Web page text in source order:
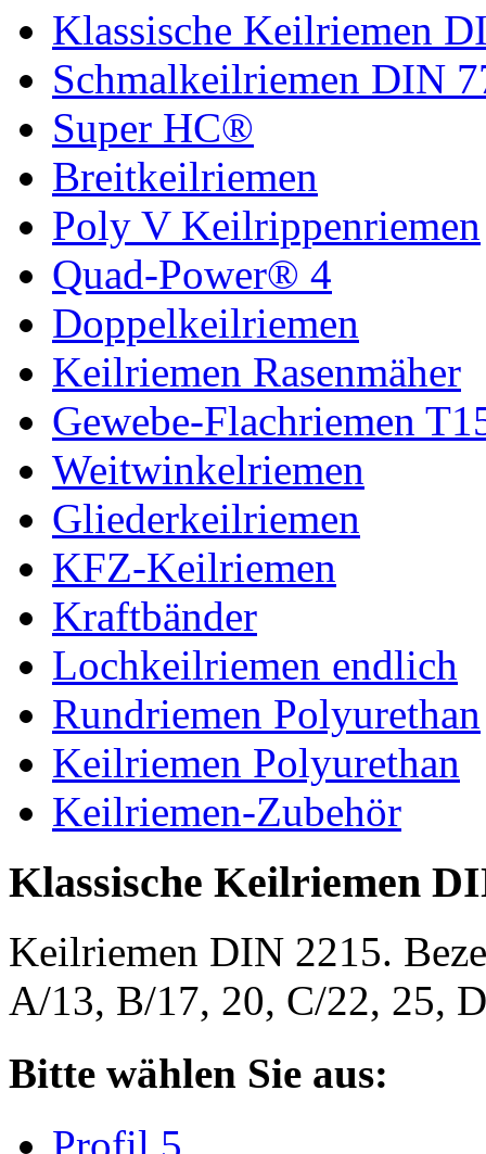
Klassische Keilriemen
Schmalkeilriemen DIN
Super HC®
Breitkeilriemen
Poly V Keilrippenriemen
Quad-Power® 4
Doppelkeilriemen
Keilriemen Rasenmäher
Gewebe-Flachriemen
Weitwinkelriemen
Gliederkeilriemen
KFZ-Keilriemen
Kraftbänder
Lochkeilriemen endlich
Rundriemen Polyurethan
Keilriemen Polyurethan
Keilriemen-Zubehör
Klassische Keilriemen
Keilriemen DIN 2215.
A/13, B/17, 20, C/22, 25,
Bitte wählen Sie aus: